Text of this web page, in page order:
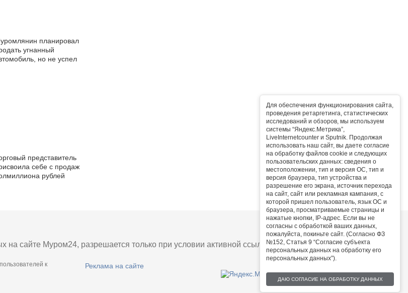
Для обеспечения функционирования сайта,
проведения ретаргетинга, статистических
исследований и обзоров, мы используем
системы “Яндекс.Метрика”,
LiveInternetcounter и Sputnik. Продолжая
использовать наш сайт, вы даете согласие
на обработку файлов cookie и следующих
пользовательских данных: сведения о
местоположении, тип и версия ОС, тип и
версия браузера, тип устройства и
разрешение его экрана, источник перехода
на сайт, сайт или рекламная кампания, с
которой пришел пользователь, язык ОС и
браузера, просматриваемые страницы и
нажатые кнопки, IP-адрес. Если вы не
согласны с обработкой ваших данных,
пожалуйста, покиньте сайт. (Согласно ФЗ
№152, Статья 9 “Согласие субъекта
персональных данных на обработку его
персональных данных”).
ДАЮ СОГЛАСИЕ НА ОБРАБОТКУ ДАННЫХ
планировал
угнанный
но не успел
представитель
себе с продаж
рублей
сайте Муром24, разрешается только при условии активной ссылки на сайт.
к
Реклама на сайте